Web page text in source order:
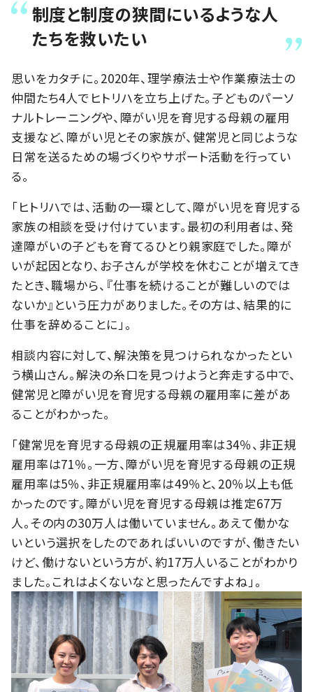
制度と制度の狭間にいるような人
たちを救いたい
思いをカタチに。2020年、理学療法士や作業療法士の
仲間たち4人でヒトリハを立ち上げた。子どものパーソ
ナルトレーニングや、障がい児を育児する母親の雇用
支援など、障がい児とその家族が、健常児と同じような
日常を送るための場づくりやサポート活動を行ってい
る。
「ヒトリハでは、活動の一環として、障がい児を育児する
家族の相談を受け付けています。最初の利用者は、発
達障がいの子どもを育てるひとり親家庭でした。障が
いが起因となり、お子さんが学校を休むことが増えてき
たとき、職場から、『仕事を続けることが難しいのでは
ないか』という圧力がありました。その方は、結果的に
仕事を辞めることに」。
相談内容に対して、解決策を見つけられなかったとい
う横山さん。解決の糸口を見つけようと奔走する中で、
健常児と障がい児を育児する母親の雇用率に差があ
ることがわかった。
「健常児を育児する母親の正規雇用率は34％、非正規
雇用率は71％。一方、障がい児を育児する母親の正規
雇用率は5％、非正規雇用率は49％と、20％以上も低
かったのです。障がい児を育児する母親は推定67万
人。その内の30万人は働いていません。あえて働かな
いという選択をしたのであればいいのですが、働きたい
けど、働けないという方が、約17万人いることがわかり
ました。これはよくないなと思ったんですよね」。